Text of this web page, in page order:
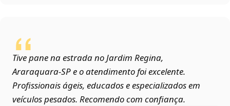
Tive pane na estrada no Jardim Regina,
Araraquara‑SP e o atendimento foi excelente.
Profissionais ágeis, educados e especializados em
veículos pesados. Recomendo com confiança.